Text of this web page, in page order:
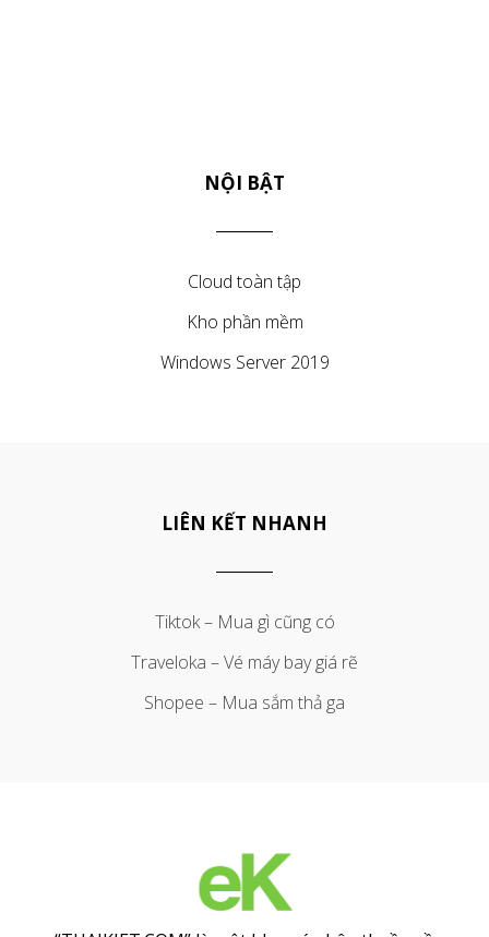
NỘI BẬT
Cloud toàn tập
Kho phần mềm
Windows Server 2019
LIÊN KẾT NHANH
Tiktok – Mua gì cũng có
Traveloka – Vé máy bay giá rẽ
Shopee – Mua sắm thả ga